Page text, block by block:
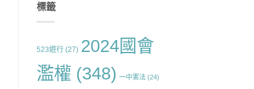
標籤
523遊行(27) 2024國會
濫權 (348) 一中憲法(24)